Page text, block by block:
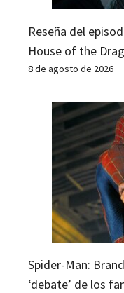
Reseña del
House of the
8 de agosto de 2026
Spider-Man:
‘debate’ de los